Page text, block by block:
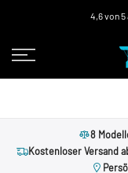
springen
4,6 von
8
Kostenloser Versand